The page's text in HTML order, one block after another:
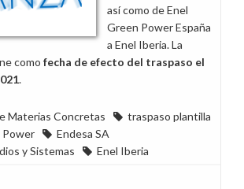
así como de Enel
Green Power España
a Enel Iberia. La
como fecha de efecto del traspaso el
.
Materias Concretas
traspaso plantilla
Power
Endesa SA
y Sistemas
Enel Iberia